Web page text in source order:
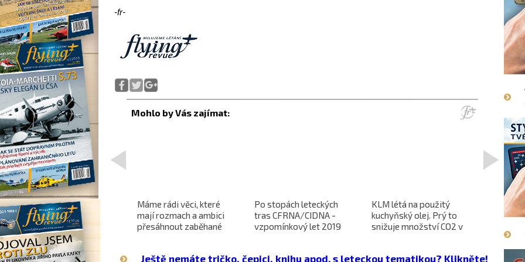
-fr-
Projekt nadzvukového
letounu X-59 QueSST
směřuje k prvnímu letu
Máme rádi věci, které
mají rozmach a ambici
přesáhnout zaběhané
Po stopách leteckých
tras CFRNA/CIDNA -
vzpomínkový let 2019
KLM létá na použitý
kuchyňský olej. Prý to
snižuje množství CO2 v
L-610
projekt
>
Ještě nemáte tričko, čepici, knihu apod. s leteckou tematikou? Klikněte!